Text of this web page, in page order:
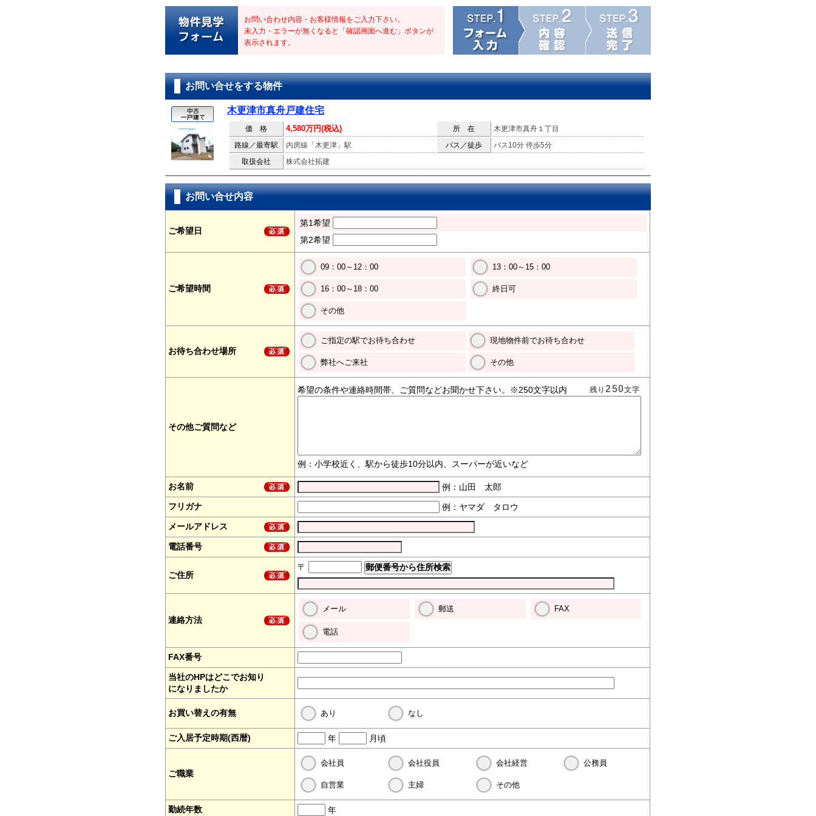
お問い合わせ内容・お客様情報をご入力下さい。
未入力・エラーが無くなると「確認画面へ進む」ボタンが
表示されます。
お問い合せをする物件
木更津市真舟戸建住宅
価 格 4,580万円(税込) 所 在
木更津市真舟１丁目
路線／最寄駅
内房線「木更津」駅 バス／徒歩
バス10分 停歩5分
取扱会社
株式会社拓建
お問い合せ内容
ご希望日
第1希望
第2希望
ご希望時間
09：00～12：00 13：00～15：00
16：00～18：00 終日可
その他
お待ち合わせ場所
ご指定の駅でお待ち合わせ 現地物件前でお待ち合わせ
弊社へご来社 その他
その他ご質問など
希望の条件や連絡時間帯、ご質問などお聞かせ下さい。※250文字以内
例：小学校近く、駅から徒歩10分以内、スーパーが近いなど
残り250文字
お名前
例：山田 太郎
フリガナ
例：ヤマダ タロウ
メールアドレス
電話番号
ご住所
〒
連絡方法
メール 郵送 FAX
電話
FAX番号
当社のHPはどこでお知り
になりましたか
お買い替えの有無 あり なし
ご入居予定時期(西暦) 年 月頃
ご職業
会社員 会社役員 会社経営 公務員
自営業 主婦 その他
勤続年数 年